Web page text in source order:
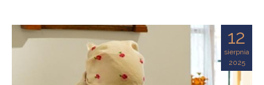
12
sierpnia
2025